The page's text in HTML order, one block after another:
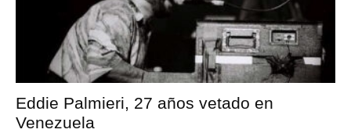
Eddie Palmieri, 27 años vetado en
Venezuela